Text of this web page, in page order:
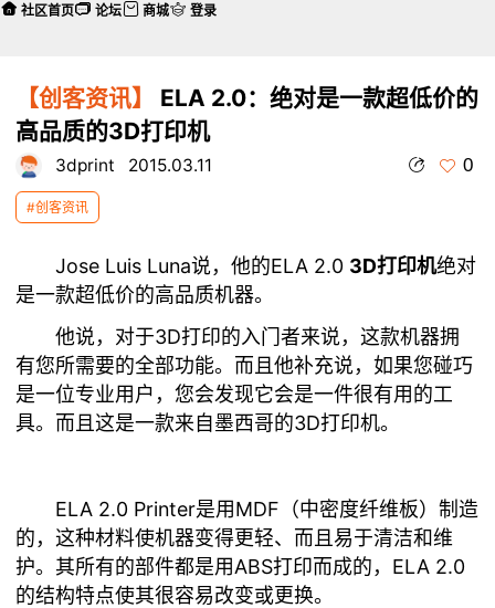
【创客资讯】
ELA 2.0：绝对是一款超低价的
高品质的3D打印机
3dprint 2015.03.11 0
#创客资讯
Jose Luis Luna说，他的ELA 2.0 3D打印机绝对
是一款超低价的高品质机器。
他说，对于3D打印的入门者来说，这款机器拥
有您所需要的全部功能。而且他补充说，如果您碰巧
是一位专业用户，您会发现它会是一件很有用的工
具。而且这是一款来自墨西哥的3D打印机。
ELA 2.0 Printer是用MDF（中密度纤维板）制造
的，这种材料使机器变得更轻、而且易于清洁和维
护。其所有的部件都是用ABS打印而成的，ELA 2.0
的结构特点使其很容易改变或更换。
社区首页 论坛 商城 登录